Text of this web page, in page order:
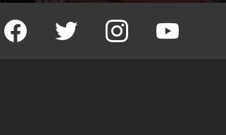
facebook twitter instagram youtube